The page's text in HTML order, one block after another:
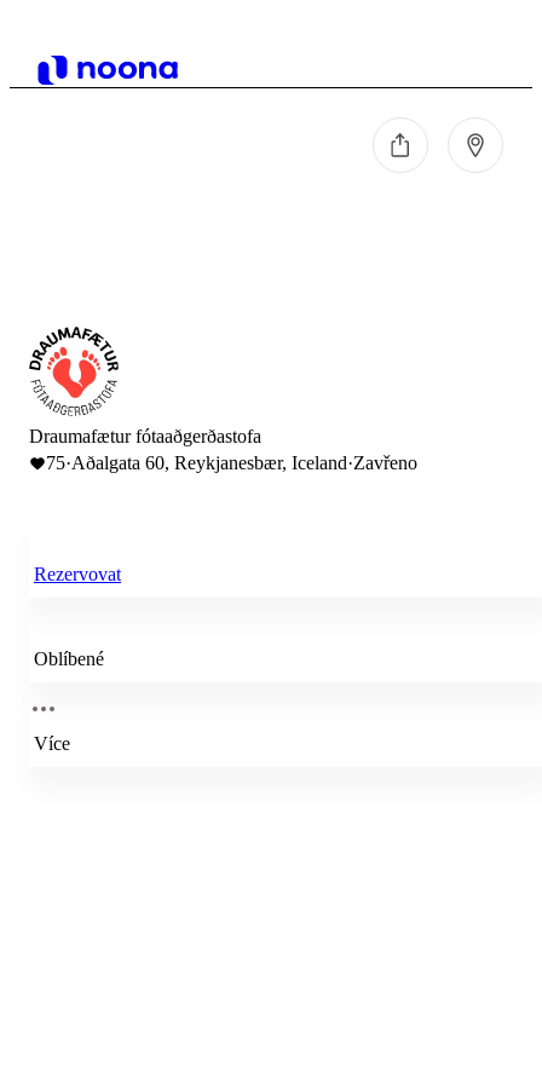
Draumafætur fótaaðgerðastofa
75·Aðalgata 60, Reykjanesbær, Iceland·Zavřeno
Rezervovat
Oblíbené
Více